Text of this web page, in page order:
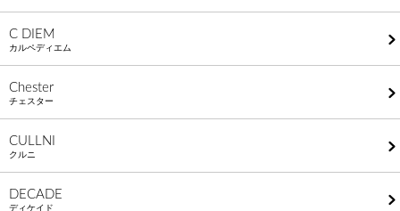
C DIEM
カルペディエム
Chester
チェスター
CULLNI
クルニ
DECADE
ディケイド